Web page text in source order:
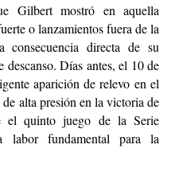
Gilbert mostró en aquella
o lanzamientos fuera de la
consecuencia directa de su
descanso. Días antes, el 10 de
aparición de relevo en el
de alta presión en la victoria de
el quinto juego de la Serie
labor fundamental para la